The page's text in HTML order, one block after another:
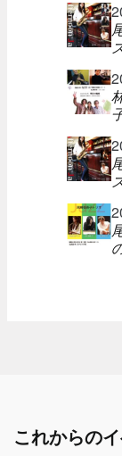
これからの